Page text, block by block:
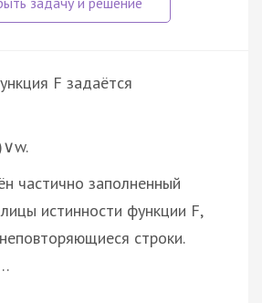
F задаётся
частично заполненный
истинности функции F,
строки.